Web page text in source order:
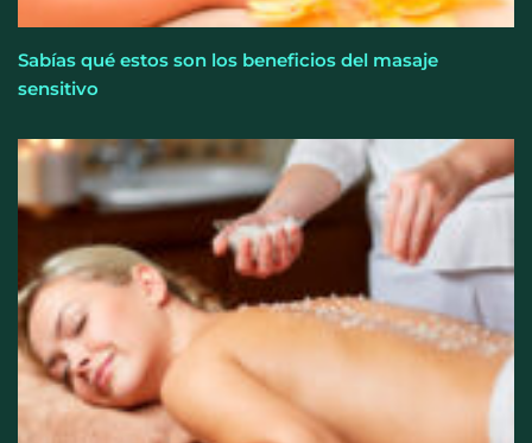
Sabías qué estos son los beneficios del masaje
sensitivo